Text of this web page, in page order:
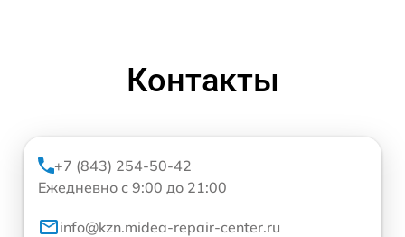
Контакты
+7 (843) 254-50-42
Ежедневно с 9:00 до 21:00
info@kzn.midea-repair-center.ru